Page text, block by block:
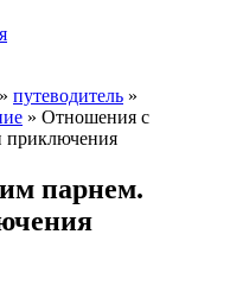
» путеводитель »
» Отношения с
приключения
парнем.